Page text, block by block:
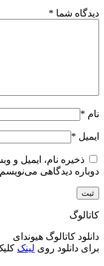
دیدگاه شما *
نام *
ایمیل *
ذخیره نام، ایمیل و
دوباره دیدگاهی
کاتالوگ
دانلود کاتالوگ هیوندای
برای دانلود روی لینک